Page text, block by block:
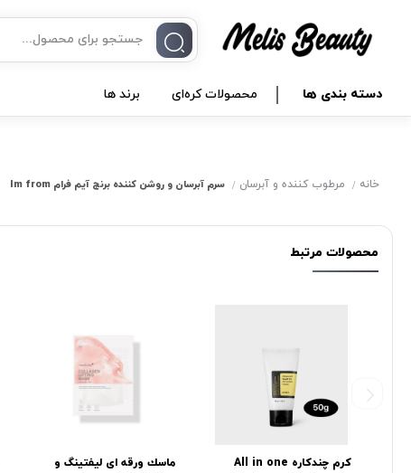
دسته بندی ها محصولات کره‌ای برند ها
خانه مرطوب کننده و آبرسان سرم آبرسان و روشن کننده برنج آیم فرام Im from
محصولات مرتبط
کرم چندکاره All in one
ماسك ورقه ای لیفتینگ و